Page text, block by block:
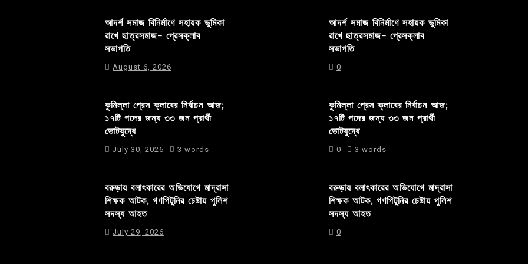
আদর্শ সমাজ বিনির্মাণে সহায়ক ভুমিকা
রাখে ছাত্রসমাজ- প্রেসক্লাব
সভাপতি
August 6, 2026
কুমিল্লা প্রেস ক্লাবের নির্বাচন আজ;
১৭টি পদের জন্য ৩৩ জন প্রার্থী
ভোটযুদ্ধে
July 30, 2026 3 words
বরুড়ায় বলাৎকারের অভিযোগে মাদ্রাসা
শিক্ষক আটক, গণপিটুনির চেষ্টায় পুলিশ
সদস্য আহত
July 29, 2026
আদর্শ সমাজ বিনির্মাণে সহায়ক ভুমিকা
রাখে ছাত্রসমাজ- প্রেসক্লাব
সভাপতি
0
কুমিল্লা প্রেস ক্লাবের নির্বাচন আজ;
১৭টি পদের জন্য ৩৩ জন প্রার্থী
ভোটযুদ্ধে
0 3 words
বরুড়ায় বলাৎকারের অভিযোগে মাদ্রাসা
শিক্ষক আটক, গণপিটুনির চেষ্টায় পুলিশ
সদস্য আহত
0